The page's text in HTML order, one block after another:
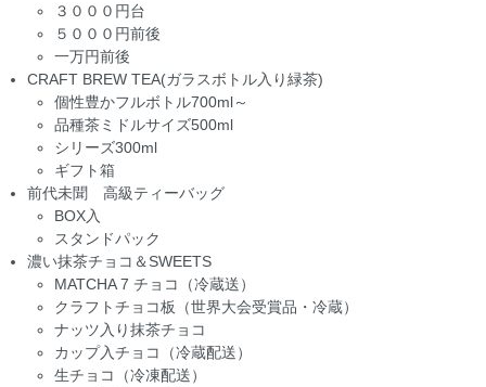
３０００円台
５０００円前後
一万円前後
CRAFT BREW TEA(ガラスボトル入り緑茶)
個性豊かフルボトル700ml～
品種茶ミドルサイズ500ml
シリーズ300ml
ギフト箱
前代未聞 高級ティーバッグ
BOX入
スタンドパック
濃い抹茶チョコ＆SWEETS
MATCHA 7 チョコ（冷蔵送）
クラフトチョコ板（世界大会受賞品・冷蔵）
ナッツ入り抹茶チョコ
カップ入チョコ（冷蔵配送）
生チョコ（冷凍配送）